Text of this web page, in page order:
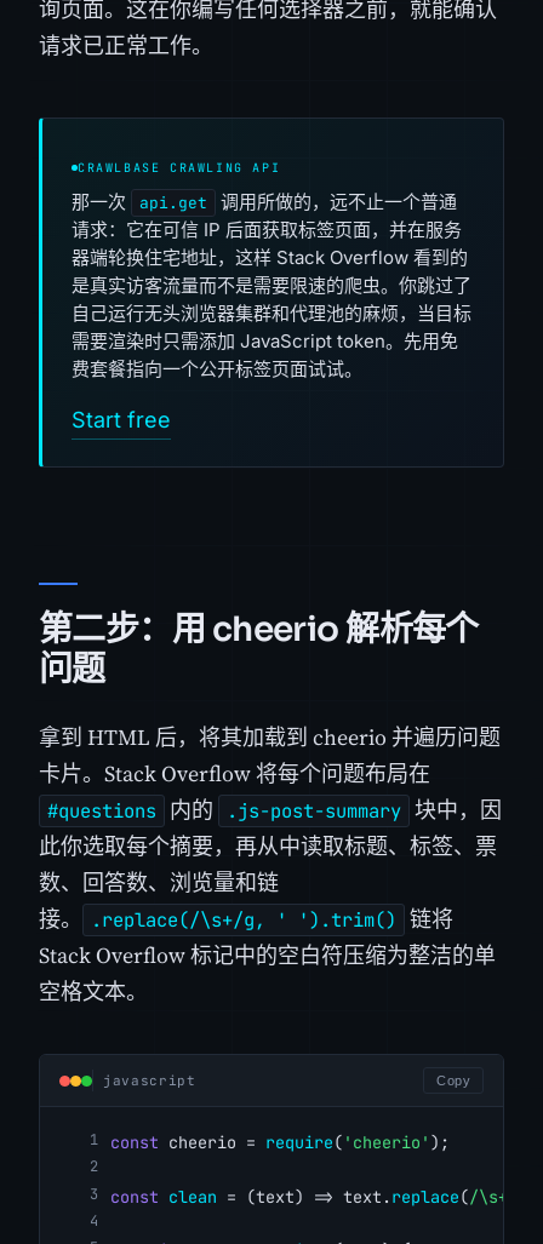
询页面。这在你编写任何选择器之前，就能确认
请求已正常工作。
CRAWLBASE CRAWLING API
那一次 api.get
调用所做的，远不止一个普通
请求：它在可信 IP 后面获取标签页面，并在服务
器端轮换住宅地址，这样 Stack Overflow 看到的
是真实访客流量而不是需要限速的爬虫。你跳过了
自己运行无头浏览器集群和代理池的麻烦，当目标
需要渲染时只需添加 JavaScript token。先用免
费套餐指向一个公开标签页面试试。
Start free
第二步：用 cheerio 解析每个
问题
拿到 HTML 后，将其加载到 cheerio 并遍历问题
卡片。Stack Overflow 将每个问题布局在
#questions 内的 .js-post-summary 块中，因
此你选取每个摘要，再从中读取标题、标签、票
数、回答数、浏览量和链
接。
.replace(/\s+/g, ' ').trim()
链将
Stack Overflow 标记中的空白符压缩为整洁的单
空格文本。
javascript Copy
const cheerio = require( 'cheerio' );
const clean = (text) => text. replace(/\s+/g